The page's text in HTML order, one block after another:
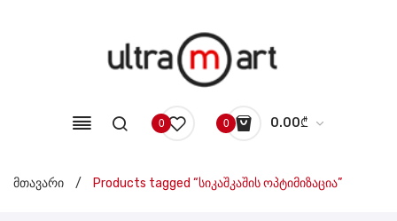
0 0 0.00₾
No products in the cart.
მთავარი / Products tagged “სიკაშკაშის ოპტიმიზაცია”